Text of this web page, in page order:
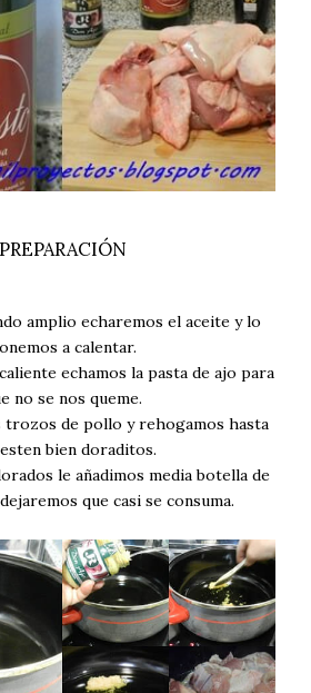
PREPARACIÓN
amplio echaremos el aceite y lo
a calentar.
echamos la pasta de ajo para
no se nos queme.
de pollo y rehogamos hasta
bien doraditos.
le añadimos media botella de
que casi se consuma.